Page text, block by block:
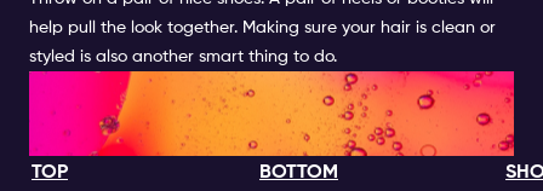
help pull the look together. Making sure your hair is clean or
styled is also another smart thing to do.
NIGHTLIFE DRESS CODES GO'S
| FOR WOMEN
TOP BOTTOM